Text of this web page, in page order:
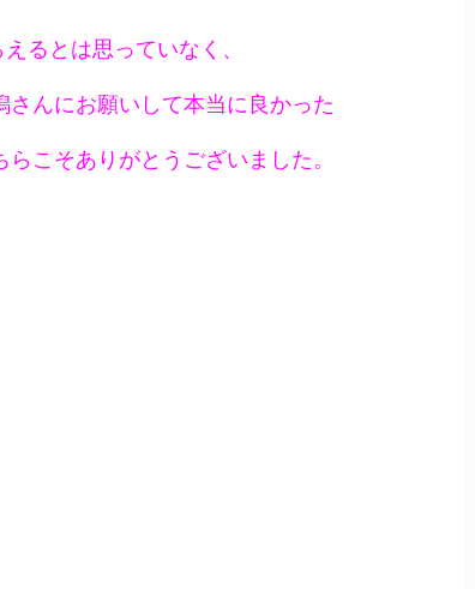
るとは思っていなく、
んにお願いして本当に良かった
こそありがとうございました。